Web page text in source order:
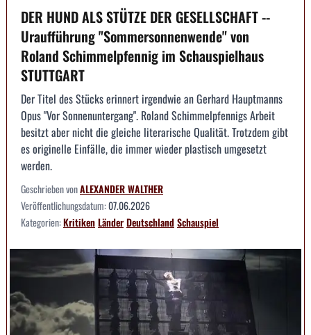
DER HUND ALS STÜTZE DER GESELLSCHAFT --
Uraufführung "Sommersonnenwende" von
Roland Schimmelpfennig im Schauspielhaus
STUTTGART
Der Titel des Stücks erinnert irgendwie an Gerhard Hauptmanns
Opus "Vor Sonnenuntergang". Roland Schimmelpfennigs Arbeit
besitzt aber nicht die gleiche literarische Qualität. Trotzdem gibt
es originelle Einfälle, die immer wieder plastisch umgesetzt
werden.
Geschrieben vonALEXANDER WALTHER
Veröffentlichungsdatum:07.06.2026
Kategorien:KritikenLänderDeutschlandSchauspiel